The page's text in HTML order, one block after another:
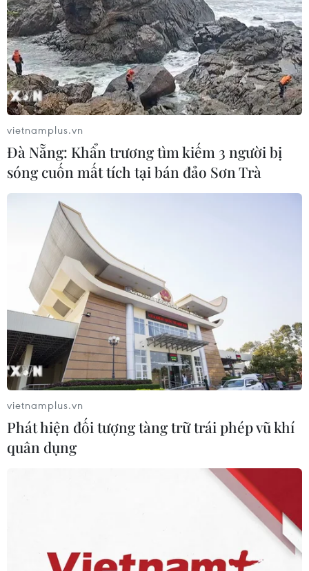
vietnamplus.vn
Đà Nẵng: Khẩn trương tìm kiếm 3 người bị
sóng cuốn mất tích tại bán đảo Sơn Trà
vietnamplus.vn
Phát hiện đối tượng tàng trữ trái phép vũ khí
quân dụng